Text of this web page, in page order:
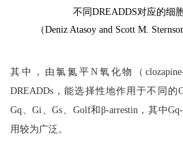
不同DREADDS对应的细
（Deniz Atasoy and Scott M.
其中，由氯氮平N氧化物（
DREADDs，能选择性地作用于不同的
Gq、Gi、Gs、Golf和β-arrestin，其中
用较为广泛。